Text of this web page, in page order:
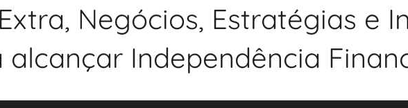
Negócios, Estratégias e
Independência